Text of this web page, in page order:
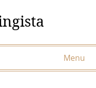
Menu